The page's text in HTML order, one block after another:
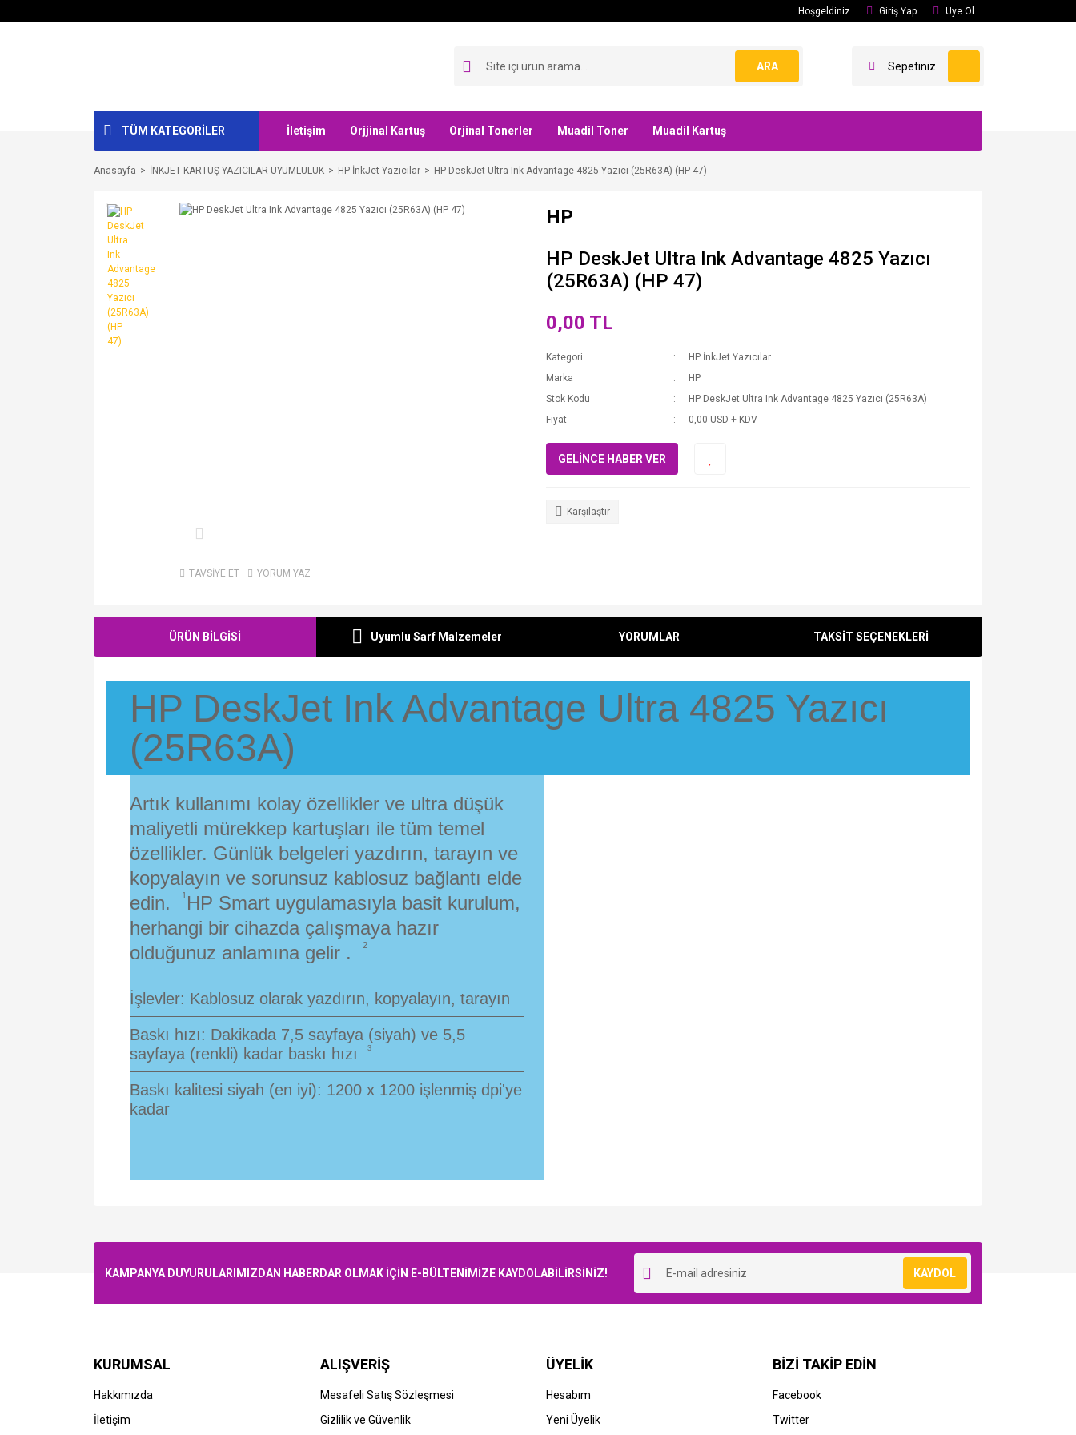
Hoşgeldiniz Giriş Yap Üye Ol
ARA Sepetiniz
TÜM KATEGORİLER İletişim Orjjinal Kartuş Orjinal Tonerler Muadil Toner Muadil Kartuş
Anasayfa İNKJET KARTUŞ YAZICILAR UYUMLULUK HP İnkJet Yazıcılar HP DeskJet Ultra Ink Advantage 4825 Yazıcı (25R63A) (HP 47)
TAVSİYE ET YORUM YAZ
HP
HP DeskJet Ultra Ink Advantage 4825 Yazıcı
(25R63A) (HP 47)
0,00 TL
Kategori
HP İnkJet Yazıcılar
Marka
HP
Stok Kodu
HP DeskJet Ultra Ink Advantage 4825 Yazıcı (25R63A)
Fiyat
0,00 USD + KDV
GELİNCE HABER VER
Karşılaştır
ÜRÜN BİLGİSİ Uyumlu Sarf Malzemeler YORUMLAR TAKSİT SEÇENEKLERİ
HP DeskJet Ink Advantage Ultra 4825 Yazıcı
(25R63A)
Artık kullanımı kolay özellikler ve ultra düşük
maliyetli mürekkep kartuşları ile tüm temel
özellikler. Günlük belgeleri yazdırın, tarayın ve
kopyalayın ve sorunsuz kablosuz bağlantı elde
edin.
1 HP Smart uygulamasıyla basit kurulum,
herhangi bir cihazda çalışmaya hazır
olduğunuz anlamına gelir . 2
İşlevler: Kablosuz olarak yazdırın, kopyalayın, tarayın
Baskı hızı: Dakikada 7,5 sayfaya (siyah) ve 5,5
sayfaya (renkli) kadar baskı hızı 3
Baskı kalitesi siyah (en iyi): 1200 x 1200 işlenmiş dpi'ye
kadar
HP HP HP HP
KAMPANYA DUYURULARIMIZDAN HABERDAR OLMAK İÇİN E-BÜLTENİMİZE KAYDOLABİLİRSİNİZ! KAYDOL
KURUMSAL
Hakkımızda
İletişim
ALIŞVERİŞ
Mesafeli Satış Sözleşmesi
Gizlilik ve Güvenlik
ÜYELİK
Hesabım
Yeni Üyelik
BİZİ TAKİP EDİN
Facebook
Twitter